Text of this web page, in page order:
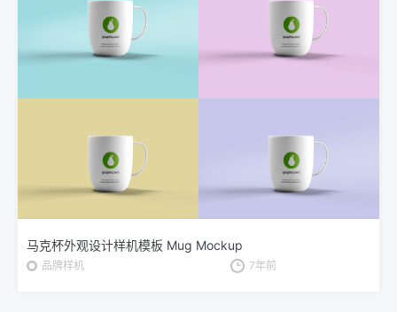
马克杯外观设计样机模板 Mug Mockup
品牌样机 7年前